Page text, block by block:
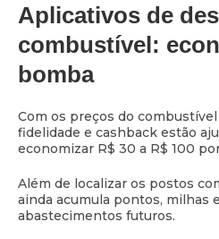
Aplicativos de
combustível:
bomba
Com os preços do
fidelidade e cashback estão
economizar R$ 30 a R$ 100
Além de localizar os postos
ainda acumula pontos, milhas
abastecimentos futuros.